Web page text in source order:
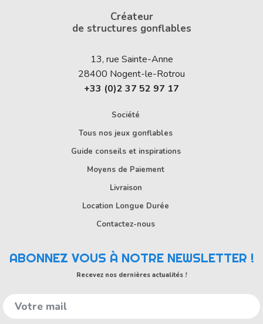
Créateur
de structures gonflables
13, rue Sainte-Anne
28400 Nogent-le-Rotrou
+33 (0)2 37 52 97 17
Société
Tous nos jeux gonflables
Guide conseils et inspirations
Moyens de Paiement
Livraison
Location Longue Durée
Contactez-nous
ABONNEZ VOUS À NOTRE NEWSLETTER !
Recevez nos dernières actualités !